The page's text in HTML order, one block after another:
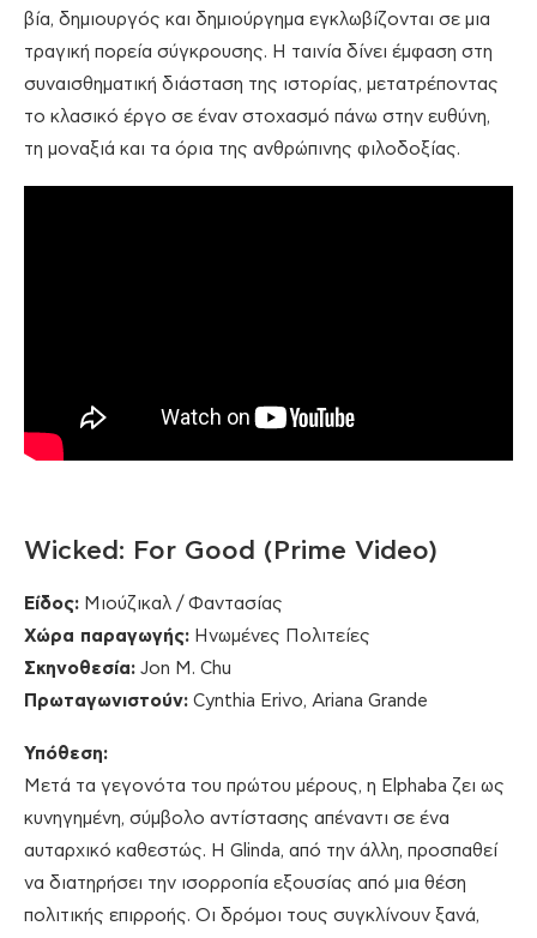
βία, δημιουργός και δημιούργημα εγκλωβίζονται σε μια
τραγική πορεία σύγκρουσης. Η ταινία δίνει έμφαση στη
συναισθηματική διάσταση της ιστορίας, μετατρέποντας
το κλασικό έργο σε έναν στοχασμό πάνω στην ευθύνη,
τη μοναξιά και τα όρια της ανθρώπινης φιλοδοξίας.
Wicked: For Good (Prime Video)
Είδος: Μιούζικαλ / Φαντασίας
Χώρα παραγωγής: Ηνωμένες Πολιτείες
Σκηνοθεσία: Jon M. Chu
Πρωταγωνιστούν: Cynthia Erivo, Ariana Grande
Υπόθεση:
Μετά τα γεγονότα του πρώτου μέρους, η Elphaba ζει ως
κυνηγημένη, σύμβολο αντίστασης απέναντι σε ένα
αυταρχικό καθεστώς. Η Glinda, από την άλλη, προσπαθεί
να διατηρήσει την ισορροπία εξουσίας από μια θέση
πολιτικής επιρροής. Οι δρόμοι τους συγκλίνουν ξανά,